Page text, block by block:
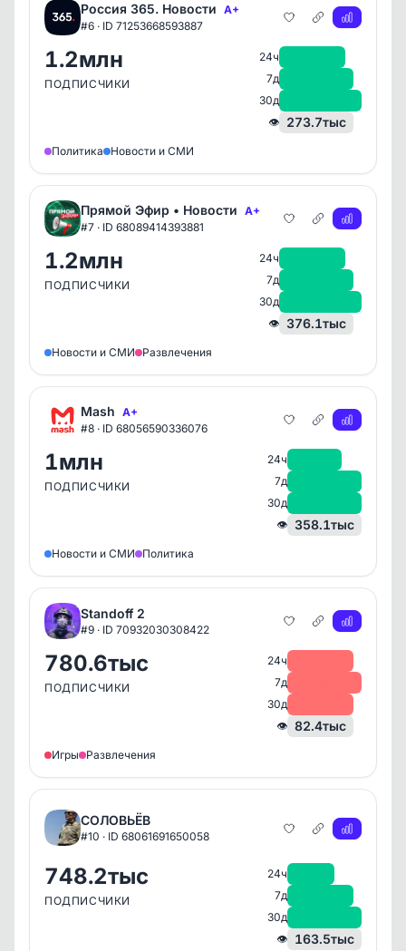
Россия 365. Новости A+
#6 · ID 71253668593887
1.2млн
ПОДПИСЧИКИ
24ч
7д
30д
👁 273.7тыс
Политика Новости и СМИ
Прямой Эфир • Новости A+
#7 · ID 68089414393881
1.2млн
ПОДПИСЧИКИ
24ч
7д
30д
👁 376.1тыс
Новости и СМИ Развлечения
Mash A+
#8 · ID 68056590336076
1млн
ПОДПИСЧИКИ
24ч
7д
30д
👁 358.1тыс
Новости и СМИ Политика
Standoff 2
#9 · ID 70932030308422
780.6тыс
ПОДПИСЧИКИ
24ч
7д
30д
👁 82.4тыс
Игры Развлечения
СОЛОВЬЁВ
#10 · ID 68061691650058
748.2тыс
ПОДПИСЧИКИ
24ч
7д
30д
👁 163.5тыс